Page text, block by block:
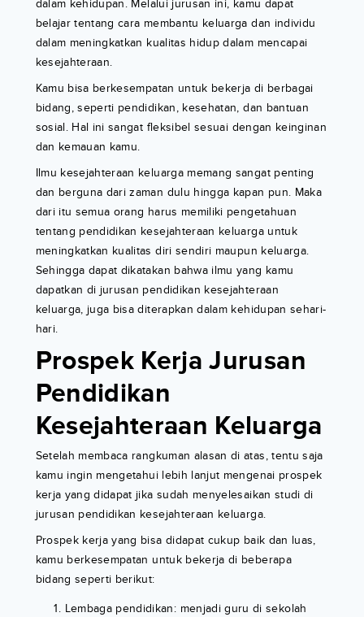
dalam kehidupan. Melalui jurusan ini, kamu dapat
belajar tentang cara membantu keluarga dan individu
dalam meningkatkan kualitas hidup dalam mencapai
kesejahteraan.
Kamu bisa berkesempatan untuk bekerja di berbagai
bidang, seperti pendidikan, kesehatan, dan bantuan
sosial. Hal ini sangat fleksibel sesuai dengan keinginan
dan kemauan kamu.
Ilmu kesejahteraan keluarga memang sangat penting
dan berguna dari zaman dulu hingga kapan pun. Maka
dari itu semua orang harus memiliki pengetahuan
tentang pendidikan kesejahteraan keluarga untuk
meningkatkan kualitas diri sendiri maupun keluarga.
Sehingga dapat dikatakan bahwa ilmu yang kamu
dapatkan di jurusan pendidikan kesejahteraan
keluarga, juga bisa diterapkan dalam kehidupan sehari-
hari.
Prospek Kerja Jurusan
Pendidikan
Kesejahteraan Keluarga
Setelah membaca rangkuman alasan di atas, tentu saja
kamu ingin mengetahui lebih lanjut mengenai prospek
kerja yang didapat jika sudah menyelesaikan studi di
jurusan pendidikan kesejahteraan keluarga.
Prospek kerja yang bisa didapat cukup baik dan luas,
kamu berkesempatan untuk bekerja di beberapa
bidang seperti berikut:
Lembaga pendidikan: menjadi guru di sekolah